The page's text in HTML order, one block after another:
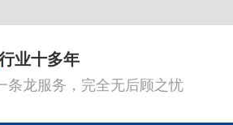
业十多年
条龙服务，完全无后顾之忧